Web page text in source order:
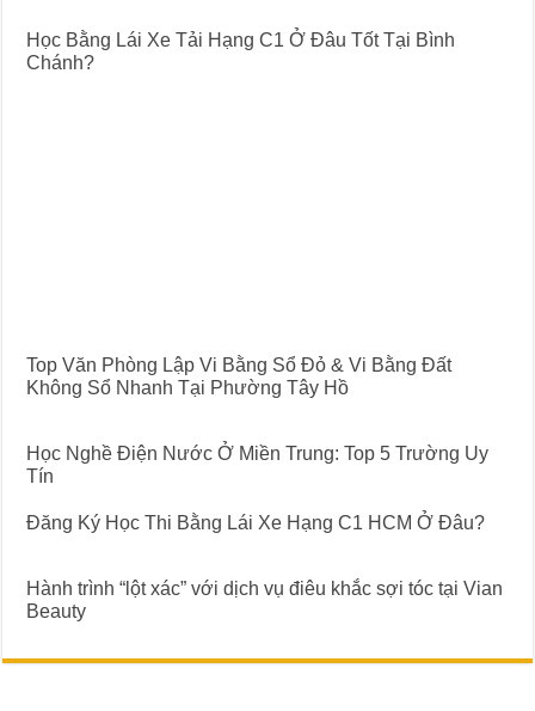
Học Bằng Lái Xe Tải Hạng C1 Ở Đâu Tốt Tại Bình
Chánh?
Top Văn Phòng Lập Vi Bằng Sổ Đỏ & Vi Bằng Đất
Không Sổ Nhanh Tại Phường Tây Hồ
Học Nghề Điện Nước Ở Miền Trung: Top 5 Trường Uy
Tín
Đăng Ký Học Thi Bằng Lái Xe Hạng C1 HCM Ở Đâu?
Hành trình “lột xác” với dịch vụ điêu khắc sợi tóc tại Vian
Beauty